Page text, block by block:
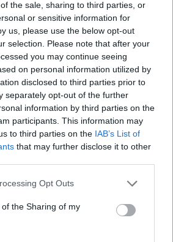
the sale, sharing to third parties, or
or sensitive information for
us, please use the below opt-out
selection. Please note that after your
you may continue seeing
on personal information utilized by
disclosed to third parties prior to
separately opt-out of the further
information by third parties on the
participants. This information may
to third parties on the IAB’s List of
that may further disclose it to other
app uses one or more Google
or usage behaviour. You may click to
to Google and its third-party tags to
specified purposes in below Google
Opt Outs
the Sharing of my
az áruház évközben felmondja a
termelő nem tud mit csinálni az
- rajta marad.
extra kiadással is jár az